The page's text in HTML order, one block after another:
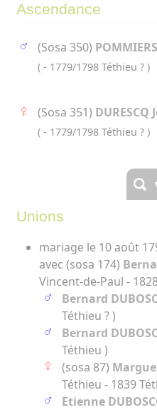
Ascendance
(Sosa 350)
( - 1779/1798 Téthieu ? )
(Sosa 351) DURESCQ
( - 1779/1798 Téthieu ? )
Unions
mariage le 10 août
avec (sosa 174)
Vincent-de-Paul -
Bernard
Téthieu ? )
Bernard
Téthieu )
(sosa 87)
Téthieu - 1839
Etienne